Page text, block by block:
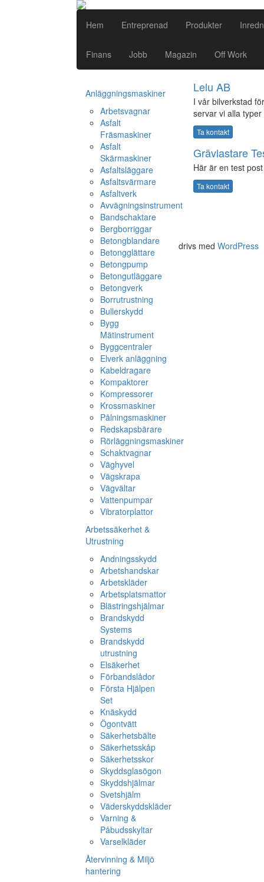
Hem Entreprenad Produkter
Finans Jobb Magazin Off Work
Anläggningsmaskiner
Arbetsvagnar
Asfalt
Fräsmaskiner
Asfalt
Skärmaskiner
Asfaltsläggare
Asfaltsvärmare
Asfaltverk
Avvägningsinstrument
Bandschaktare
Bergborriggar
Betongblandare
Betongglättare
Betongpump
Betongutläggare
Betongverk
Borrutrustning
Bullerskydd
Bygg
Mätinstrument
Byggcentraler
Elverk anläggning
Kabeldragare
Kompaktorer
Kompressorer
Krossmaskiner
Pålningsmaskiner
Redskapsbärare
Rörläggningsmaskiner
Schaktvagnar
Väghyvel
Vägskrapa
Vägvältar
Vattenpumpar
Vibratorplattor
Arbetssäkerhet &
Utrustning
Andningsskydd
Arbetshandskar
Arbetskläder
Arbetsplatsmattor
Blästringshjälmar
Brandskydd
Systems
Brandskydd
utrustning
Elsäkerhet
Förbandslådor
Första Hjälpen
Set
Knäskydd
Ögontvätt
Säkerhetsbälte
Säkerhetsskåp
Säkerhetsskor
Skyddsglasögon
Skyddshjälmar
Svetshjälm
Väderskyddskläder
Varning &
Påbudsskyltar
Varselkläder
Återvinning & Miljö
hantering
Lelu AB
I vår bilverkstad
servar vi alla
Ta kontakt
Grävlastare
Här är en test
Ta kontakt
drivs med WordPress